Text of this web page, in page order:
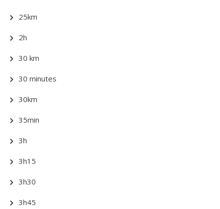
25km
2h
30 km
30 minutes
30km
35min
3h
3h15
3h30
3h45